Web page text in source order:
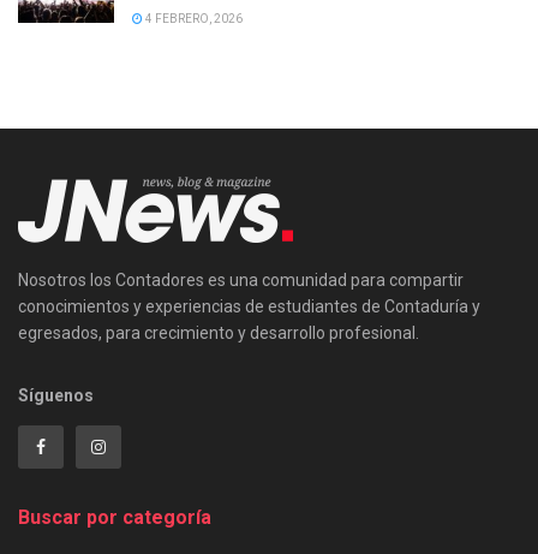
4 FEBRERO, 2026
Nosotros los Contadores es una comunidad para compartir
conocimientos y experiencias de estudiantes de Contaduría y
egresados, para crecimiento y desarrollo profesional.
Síguenos
Buscar por categoría